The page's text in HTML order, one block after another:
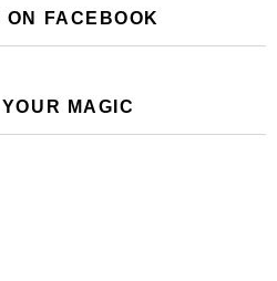
ON FACEBOOK
MAGIC